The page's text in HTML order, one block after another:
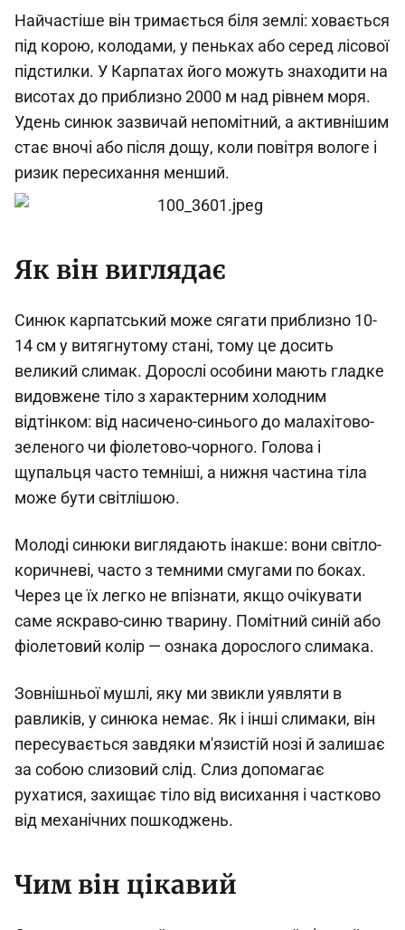
Найчастіше він тримається біля землі: ховається
під корою, колодами, у пеньках або серед лісової
підстилки. У Карпатах його можуть знаходити на
висотах до приблизно 2000 м над рівнем моря.
Удень синюк зазвичай непомітний, а активнішим
стає вночі або після дощу, коли повітря вологе і
ризик пересихання менший.
Як він виглядає
Синюк карпатський може сягати приблизно 10-
14 см у витягнутому стані, тому це досить
великий слимак. Дорослі особини мають гладке
видовжене тіло з характерним холодним
відтінком: від насичено-синього до малахітово-
зеленого чи фіолетово-чорного. Голова і
щупальця часто темніші, а нижня частина тіла
може бути світлішою.
Молоді синюки виглядають інакше: вони світло-
коричневі, часто з темними смугами по боках.
Через це їх легко не впізнати, якщо очікувати
саме яскраво-синю тварину. Помітний синій або
фіолетовий колір — ознака дорослого слимака.
Зовнішньої мушлі, яку ми звикли уявляти в
равликів, у синюка немає. Як і інші слимаки, він
пересувається завдяки м'язистій нозі й залишає
за собою слизовий слід. Слиз допомагає
рухатися, захищає тіло від висихання і частково
від механічних пошкоджень.
Чим він цікавий